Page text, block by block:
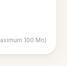
100 Mo)